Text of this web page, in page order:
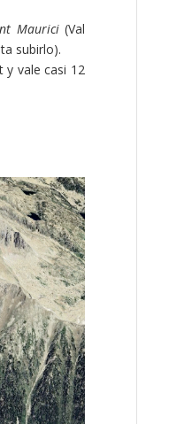
Maurici(Val
subirlo).
y vale casi 12